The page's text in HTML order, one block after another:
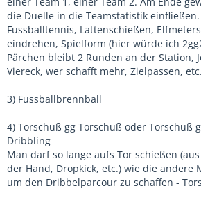
die Duelle in die Teamstatistik einfließen.
Fussballtennis, Lattenschießen,
eindrehen, Spielform (hier würde ich
Pärchen bleibt 2 Runden an der Station,
Viereck, wer schafft mehr, Zielpassen,
3) Fussballbrennball
4) Torschuß gg Torschuß oder Torschuß
Dribbling
Man darf so lange aufs Tor schießen
der Hand, Dropkick, etc.) wie die andere
um den Dribbelparcour zu schaffen -